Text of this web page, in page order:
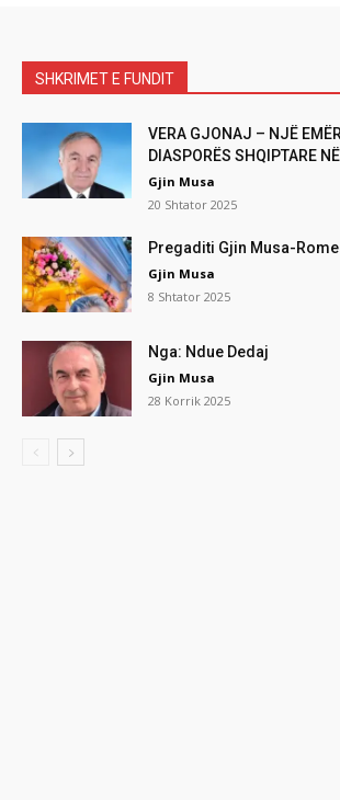
SHKRIMET E FUNDIT
VERA GJONAJ – NJË
DIASPORËS SHQIPTARE
Gjin Musa
20 Shtator 2025
Pregaditi Gjin Musa-
Gjin Musa
8 Shtator 2025
Nga: Ndue Dedaj
Gjin Musa
28 Korrik 2025